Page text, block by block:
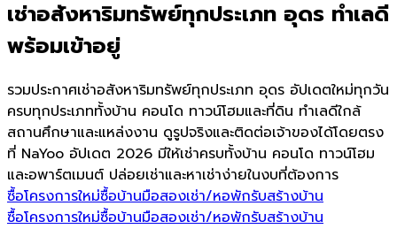
เช่าอสังหาริมทรัพย์ทุกประเภท อุดร ทำเลดี
พร้อมเข้าอยู่
รวมประกาศเช่าอสังหาริมทรัพย์ทุกประเภท อุดร อัปเดตใหม่ทุกวัน
ครบทุกประเภททั้งบ้าน คอนโด ทาวน์โฮมและที่ดิน ทำเลดีใกล้
สถานศึกษาและแหล่งงาน ดูรูปจริงและติดต่อเจ้าของได้โดยตรง
ที่ NaYoo อัปเดต 2026 มีให้เช่าครบทั้งบ้าน คอนโด ทาวน์โฮม
และอพาร์ตเมนต์ ปล่อยเช่าและหาเช่าง่ายในงบที่ต้องการ
ซื้อโครงการใหม่ซื้อบ้านมือสองเช่า/หอพักรับสร้างบ้าน
ซื้อโครงการใหม่ซื้อบ้านมือสองเช่า/หอพักรับสร้างบ้าน